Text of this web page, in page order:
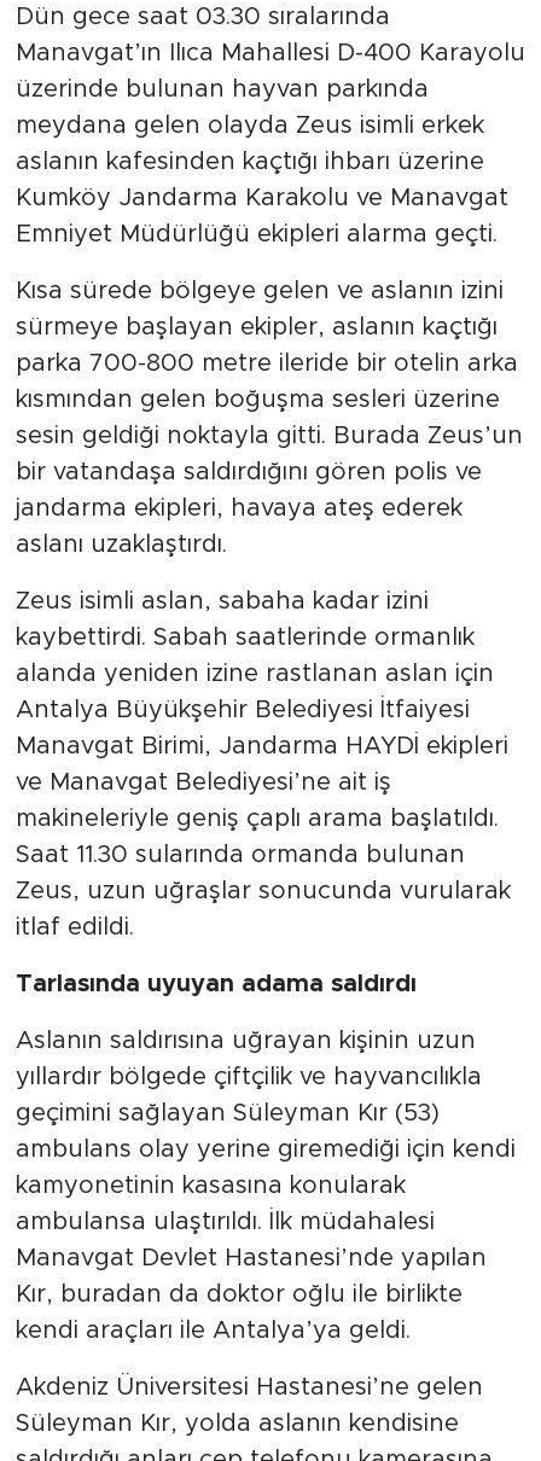
Dün gece saat 03.30 sıralarında
Manavgat’ın Ilıca Mahallesi D-400 Karayolu
üzerinde bulunan hayvan parkında
meydana gelen olayda Zeus isimli erkek
aslanın kafesinden kaçtığı ihbarı üzerine
Kumköy Jandarma Karakolu ve Manavgat
Emniyet Müdürlüğü ekipleri alarma geçti.
Kısa sürede bölgeye gelen ve aslanın izini
sürmeye başlayan ekipler, aslanın kaçtığı
parka 700-800 metre ileride bir otelin arka
kısmından gelen boğuşma sesleri üzerine
sesin geldiği noktayla gitti. Burada Zeus’un
bir vatandaşa saldırdığını gören polis ve
jandarma ekipleri, havaya ateş ederek
aslanı uzaklaştırdı.
Zeus isimli aslan, sabaha kadar izini
kaybettirdi. Sabah saatlerinde ormanlık
alanda yeniden izine rastlanan aslan için
Antalya Büyükşehir Belediyesi İtfaiyesi
Manavgat Birimi, Jandarma HAYDİ ekipleri
ve Manavgat Belediyesi’ne ait iş
makineleriyle geniş çaplı arama başlatıldı.
Saat 11.30 sularında ormanda bulunan
Zeus, uzun uğraşlar sonucunda vurularak
itlaf edildi.
Tarlasında uyuyan adama saldırdı
Aslanın saldırısına uğrayan kişinin uzun
yıllardır bölgede çiftçilik ve hayvancılıkla
geçimini sağlayan Süleyman Kır (53)
ambulans olay yerine giremediği için kendi
kamyonetinin kasasına konularak
ambulansa ulaştırıldı. İlk müdahalesi
Manavgat Devlet Hastanesi’nde yapılan
Kır, buradan da doktor oğlu ile birlikte
kendi araçları ile Antalya’ya geldi.
Akdeniz Üniversitesi Hastanesi’ne gelen
Süleyman Kır, yolda aslanın kendisine